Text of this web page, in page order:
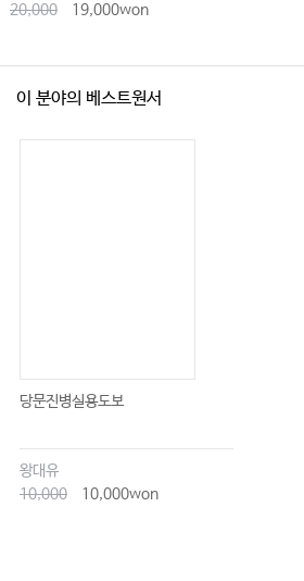
20,000
19,000won
이 분야의 베스트원서
당문진병실용도보
왕대유
10,000
10,000won